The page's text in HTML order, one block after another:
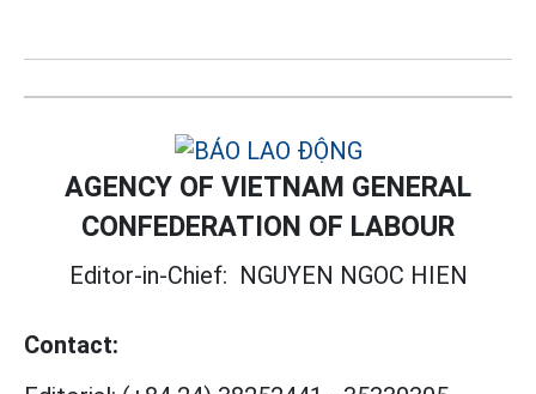
AGENCY OF VIETNAM GENERAL
CONFEDERATION OF LABOUR
Editor-in-Chief: NGUYEN NGOC HIEN
Contact: